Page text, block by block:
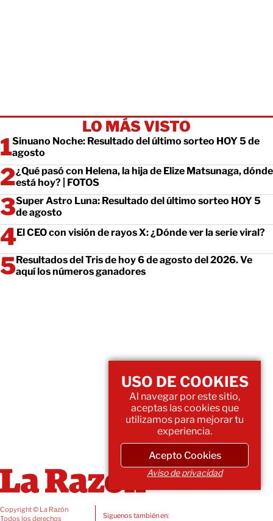
LO MÁS VISTO
Sinuano Noche: Resultado del último sorteo HOY 5 de
agosto
¿Qué pasó con Helena, la hija de Elize Matsunaga, dónde
está hoy? | FOTOS
Super Astro Luna: Resultado del último sorteo HOY 5
de agosto
El CEO con visión de rayos X: ¿Dónde ver la serie viral?
Resultados del Tris de hoy 6 de agosto del 2026. Ve
aquí los números ganadores
Copyright © La Razón
Todos los derechos
Siguenos también en:
USO DE COOKIES
Al navegar por este sitio,
aceptas las cookies que
utilizamos para mejorar tu
experiencia.
Acepto Cookies
Aviso de privacidad